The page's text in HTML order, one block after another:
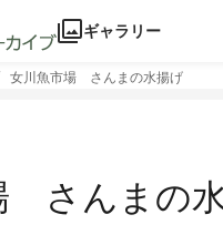
ギャラリー
女川魚市場 さんまの水揚げ
さんまの